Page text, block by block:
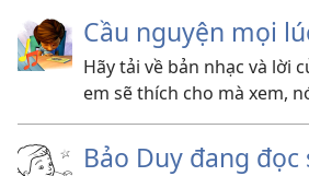
Cầu nguyện mọi
Hãy tải về bản nhạc và lời
em sẽ thích cho mà xem,
Bảo Duy đang đọc